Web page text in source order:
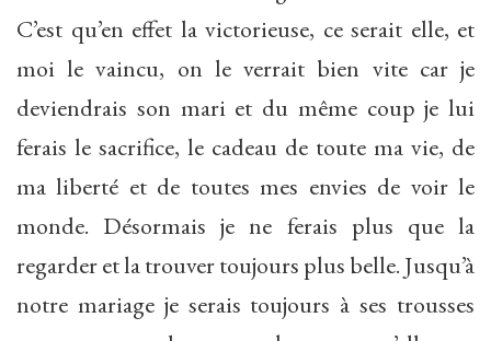
C’est qu’en effet la victorieuse, ce serait elle, et
moi le vaincu, on le verrait bien vite car je
deviendrais son mari et du même coup je lui
ferais le sacrifice, le cadeau de toute ma vie, de
ma liberté et de toutes mes envies de voir le
monde. Désormais je ne ferais plus que la
regarder et la trouver toujours plus belle. Jusqu’à
notre mariage je serais toujours à ses trousses